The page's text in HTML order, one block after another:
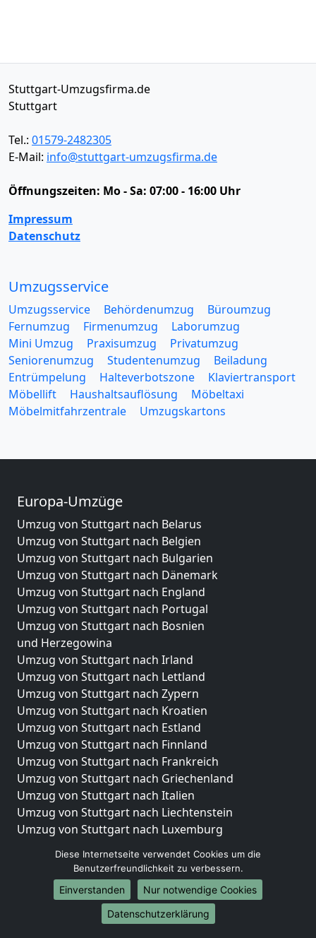
Stuttgart-Umzugsfirma.de
Stuttgart
Tel.: 01579-2482305
E-Mail: info@stuttgart-umzugsfirma.de
Öffnungszeiten: Mo - Sa: 07:00 - 16:00 Uhr
Impressum
Datenschutz
Umzugsservice
Umzugsservice Behördenumzug
Büroumzug
Fernumzug
Firmenumzug
Laborumzug
Mini Umzug
Praxisumzug
Privatumzug
Seniorenumzug
Studentenumzug
Beiladung
Entrümpelung
Halteverbotszone
Klaviertransport
Möbellift
Haushaltsauflösung
Möbeltaxi
Möbelmitfahrzentrale
Umzugskartons
Europa-Umzüge
Umzug von Stuttgart nach Belarus
Umzug von Stuttgart nach Belgien
Umzug von Stuttgart nach Bulgarien
Umzug von Stuttgart nach Dänemark
Umzug von Stuttgart nach England
Umzug von Stuttgart nach Portugal
Umzug von Stuttgart nach Bosnien
und Herzegowina
Umzug von Stuttgart nach Irland
Umzug von Stuttgart nach Lettland
Umzug von Stuttgart nach Zypern
Umzug von Stuttgart nach Kroatien
Umzug von Stuttgart nach Estland
Umzug von Stuttgart nach Finnland
Umzug von Stuttgart nach Frankreich
Umzug von Stuttgart nach Griechenland
Umzug von Stuttgart nach Italien
Umzug von Stuttgart nach Liechtenstein
Umzug von Stuttgart nach Luxemburg
Umzug von Stuttgart nach Norwegen
Umzüge-Deutschlandweit
Umzug von Stuttgart nach Berlin
Diese Internetseite verwendet Cookies um die
Benutzerfreundlichkeit zu verbessern.
Einverstanden
Nur notwendige Cookies
Datenschutzerklärung